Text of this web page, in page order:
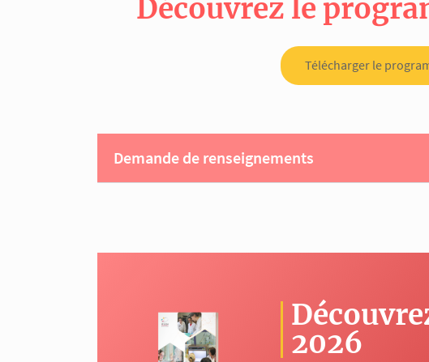
Découvrez le
Télécharger le
Demande de renseignements
2026